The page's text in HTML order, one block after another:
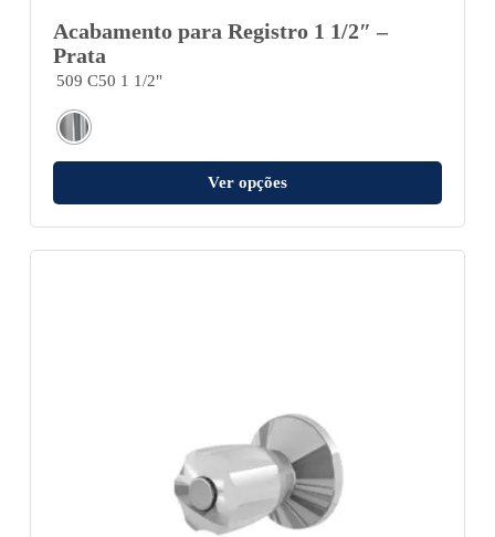
Acabamento para Registro 1 1/2″ –
Prata
509 C50 1 1/2"
Ver opções